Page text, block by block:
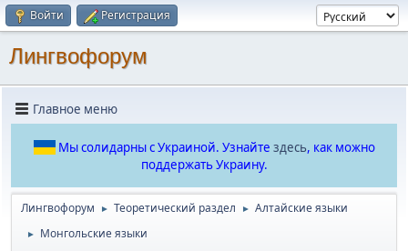
Войти Регистрация
Лингвофорум
Главное меню
Мы солидарны с Украиной. Узнайте здесь, как можно
поддержать Украину.
Лингвофорум ► Теоретический раздел ► Алтайские языки
► Монгольские языки